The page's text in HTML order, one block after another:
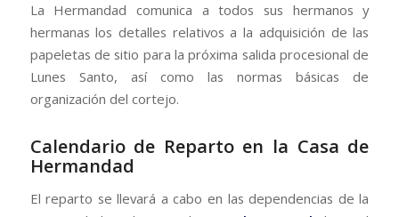
​La Hermandad comunica a todos sus hermanos y
hermanas los detalles relativos a la adquisición de las
papeletas de sitio para la próxima salida procesional de
Lunes Santo, así como las normas básicas de
organización del cortejo.
​Calendario de Reparto en la Casa de
Hermandad
​El reparto se llevará a cabo en las dependencias de la